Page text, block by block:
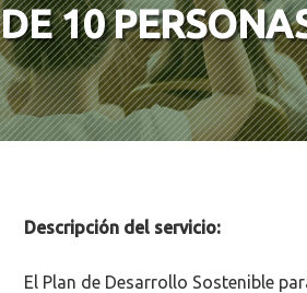
DE 10
Descripción del servicio:
El Plan de Desarrollo Sostenible